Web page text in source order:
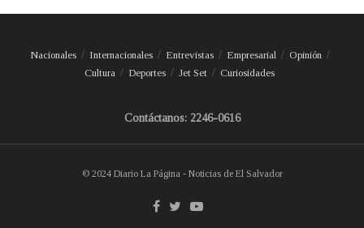
Nacionales Internacionales Entrevistas Empresarial
Opinión
Cultura
Deportes Jet Set Curiosidades
Contáctanos: 2246-0616
© 2024 Diario La Página - Noticias de El Salvador